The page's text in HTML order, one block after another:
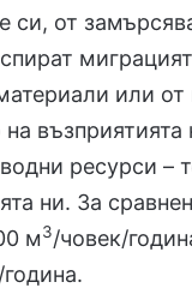
си, от
или
ресурси –
ни. За
м3/човек/